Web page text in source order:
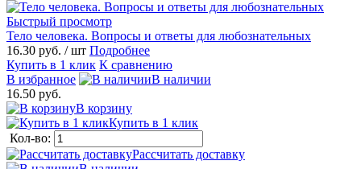
Быстрый просмотр
Тело человека. Вопросы и ответы для любознательных
16.30 руб. / шт Подробнее
Купить в 1 клик К сравнению
В избранное
В наличии
16.50 руб.
В корзину
Купить в 1 клик
Кол-во:
Рассчитать доставку